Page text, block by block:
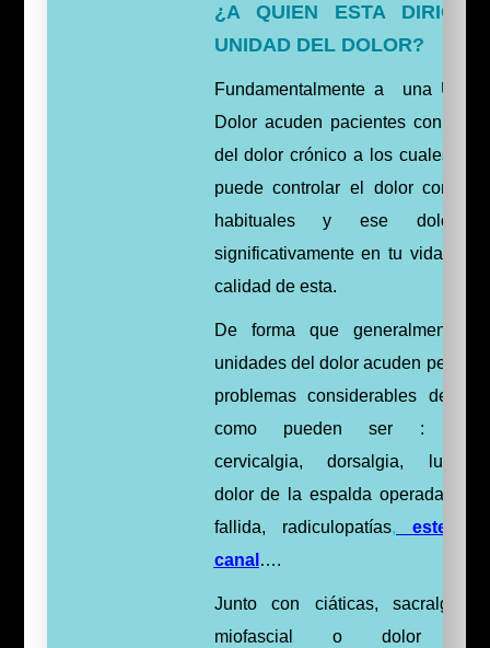
¿A QUIEN ESTA
UNIDAD DEL DOLOR?
Fundamentalmente a una
Dolor acuden pacientes con
del dolor crónico a los cuales no
puede controlar el dolor con
habituales y ese dolor
significativamente en tu vida
calidad de esta.
De forma que generalmente
unidades del dolor acuden
problemas considerables de
como pueden ser :
cervicalgia, dorsalgia,
dolor de la espalda operada o
fallida, radiculopatías,
canal ….
Junto con ciáticas, sacralgias,
miofascial o dolor